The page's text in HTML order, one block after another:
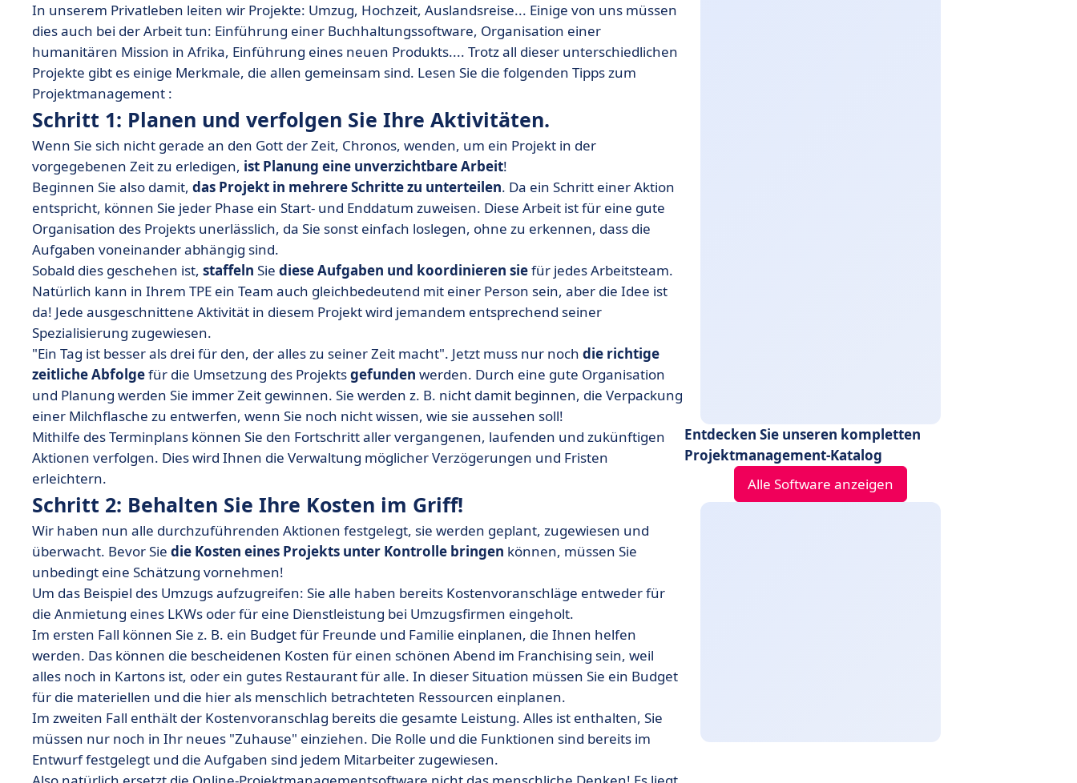
In unserem Privatleben leiten wir Projekte: Umzug, Hochzeit, Auslandsreise... Einige von uns müssen
dies auch bei der Arbeit tun: Einführung einer Buchhaltungssoftware, Organisation einer
humanitären Mission in Afrika, Einführung eines neuen Produkts.... Trotz all dieser unterschiedlichen
Projekte gibt es einige Merkmale, die allen gemeinsam sind. Lesen Sie die folgenden Tipps zum
Projektmanagement :
Schritt 1: Planen und verfolgen Sie Ihre Aktivitäten.
Wenn Sie sich nicht gerade an den Gott der Zeit, Chronos, wenden, um ein Projekt in der
vorgegebenen Zeit zu erledigen, ist Planung eine unverzichtbare Arbeit!
Beginnen Sie also damit, das Projekt in mehrere Schritte zu unterteilen. Da ein Schritt einer Aktion
entspricht, können Sie jeder Phase ein Start- und Enddatum zuweisen. Diese Arbeit ist für eine gute
Organisation des Projekts unerlässlich, da Sie sonst einfach loslegen, ohne zu erkennen, dass die
Aufgaben voneinander abhängig sind.
Sobald dies geschehen ist, staffeln Sie diese Aufgaben und koordinieren siefür jedes Arbeitsteam.
Natürlich kann in Ihrem TPE ein Team auch gleichbedeutend mit einer Person sein, aber die Idee ist
da! Jede ausgeschnittene Aktivität in diesem Projekt wird jemandem entsprechend seiner
Spezialisierung zugewiesen.
"Ein Tag ist besser als drei für den, der alles zu seiner Zeit macht". Jetzt muss nur noch die richtige
zeitliche Abfolgefür die Umsetzung des Projektsgefunden werden. Durch eine gute Organisation
und Planung werden Sie immer Zeit gewinnen. Sie werden z. B. nicht damit beginnen, die Verpackung
einer Milchflasche zu entwerfen, wenn Sie noch nicht wissen, wie sie aussehen soll!
Mithilfe des Terminplans können Sie den Fortschritt aller vergangenen, laufenden und zukünftigen
Aktionen verfolgen. Dies wird Ihnen die Verwaltung möglicher Verzögerungen und Fristen
erleichtern.
Schritt 2: Behalten Sie Ihre Kosten im Griff!
Wir haben nun alle durchzuführenden Aktionen festgelegt, sie werden geplant, zugewiesen und
überwacht. Bevor Sie die Kosten eines Projekts unter Kontrolle bringen können, müssen Sie
unbedingt eine Schätzung vornehmen!
Um das Beispiel des Umzugs aufzugreifen: Sie alle haben bereits Kostenvoranschläge entweder für
die Anmietung eines LKWs oder für eine Dienstleistung bei Umzugsfirmen eingeholt.
Im ersten Fall können Sie z. B. ein Budget für Freunde und Familie einplanen, die Ihnen helfen
werden. Das können die bescheidenen Kosten für einen schönen Abend im Franchising sein, weil
alles noch in Kartons ist, oder ein gutes Restaurant für alle. In dieser Situation müssen Sie ein Budget
für die materiellen und die hier als menschlich betrachteten Ressourcen einplanen.
Im zweiten Fall enthält der Kostenvoranschlag bereits die gesamte Leistung. Alles ist enthalten, Sie
müssen nur noch in Ihr neues "Zuhause" einziehen. Die Rolle und die Funktionen sind bereits im
Entwurf festgelegt und die Aufgaben sind jedem Mitarbeiter zugewiesen.
Entdecken Sie unseren kompletten
Projektmanagement-Katalog
Alle Software anzeigen